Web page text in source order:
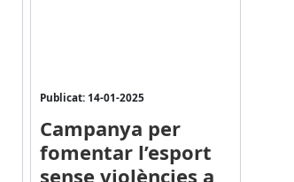
Publicat: 14-01-2025
Campanya per
fomentar l’esport
sense violències a